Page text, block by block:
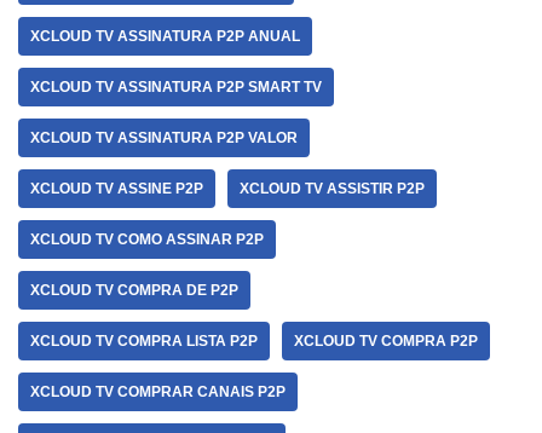
XCLOUD TV ASSINATURA P2P ANUAL
XCLOUD TV ASSINATURA P2P SMART TV
XCLOUD TV ASSINATURA P2P VALOR
XCLOUD TV ASSINE P2P XCLOUD TV ASSISTIR P2P
XCLOUD TV COMO ASSINAR P2P
XCLOUD TV COMPRA DE P2P
XCLOUD TV COMPRA LISTA P2P XCLOUD TV COMPRA P2P
XCLOUD TV COMPRAR CANAIS P2P